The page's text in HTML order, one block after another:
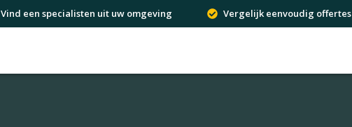
Vind een specialisten uit uw omgeving Vergelijk eenvoudig offertes